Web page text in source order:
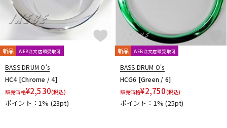
中古 ヴィンテージ
新品 WEB注文店頭受取可
BASS DRUM O's
HC4 [Chrome / 4]
販売価格¥2,530(税込)
ポイント：1% (23pt)
新品 WEB注文店頭受取可
BASS DRUM O's
HCG6 [Green / 6]
販売価格¥2,750(税込)
ポイント：1%(25pt)